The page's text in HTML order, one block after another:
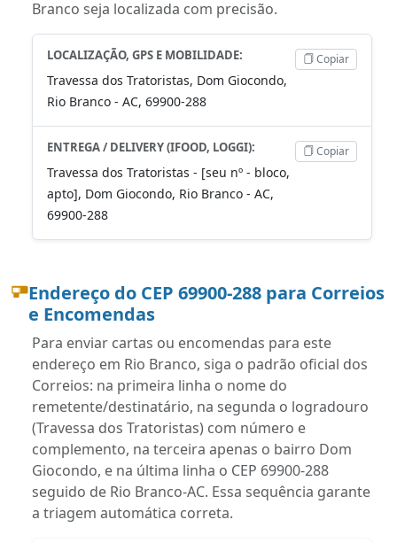
Branco seja localizada com precisão.
LOCALIZAÇÃO, GPS E MOBILIDADE:
Travessa dos Tratoristas, Dom Giocondo,
Rio Branco - AC, 69900-288
Copiar
ENTREGA / DELIVERY (IFOOD, LOGGI):
Travessa dos Tratoristas - [seu nº - bloco,
apto], Dom Giocondo, Rio Branco - AC,
69900-288
Copiar
Endereço do CEP 69900-288 para Correios
e Encomendas
Para enviar cartas ou encomendas para este
endereço em Rio Branco, siga o padrão oficial dos
Correios: na primeira linha o nome do
remetente/destinatário, na segunda o logradouro
(Travessa dos Tratoristas) com número e
complemento, na terceira apenas o bairro Dom
Giocondo, e na última linha o CEP 69900-288
seguido de Rio Branco-AC. Essa sequência garante
a triagem automática correta.